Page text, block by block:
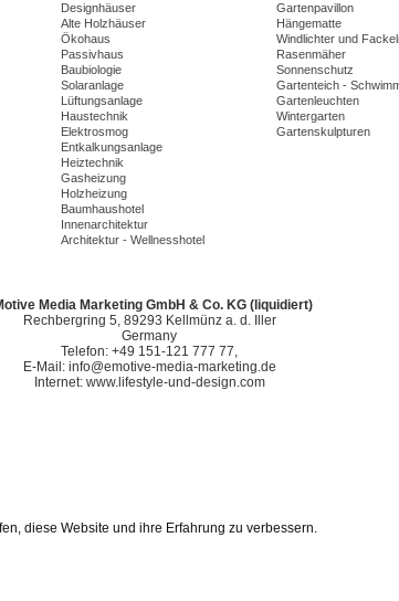
Designhäuser
Alte Holzhäuser
Ökohaus
Passivhaus
Baubiologie
Solaranlage
Lüftungsanlage
Haustechnik
Elektrosmog
Entkalkungsanlage
Heiztechnik
Gasheizung
Holzheizung
Baumhaushotel
Innenarchitektur
Architektur - Wellnesshotel
Gartenpavillon
Hängematte
Windlichter und
Rasenmäher
Sonnenschutz
Gartenteich -
Gartenleuchten
Wintergarten
Gartenskulpturen
Media Marketing GmbH & Co. KG (liquidiert)
Rechbergring 5, 89293 Kellmünz a. d. Iller
Germany
Telefon: +49 151-121 777 77,
E-Mail: info@emotive-media-marketing.de
Internet: www.lifestyle-und-design.com
diese Website und ihre Erfahrung zu verbessern.